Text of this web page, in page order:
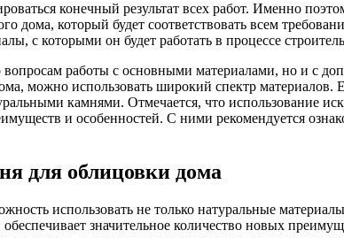
конечный результат всех работ. Именно
дома, который будет соответствовать всем
с которыми он будет работать в процессе
работы с основными материалами, но и с
можно использовать широкий спектр материалов.
камнями. Отмечается, что использование
и особенностей. С ними рекомендуется
для облицовки дома
использовать не только натуральные
значительное количество новых